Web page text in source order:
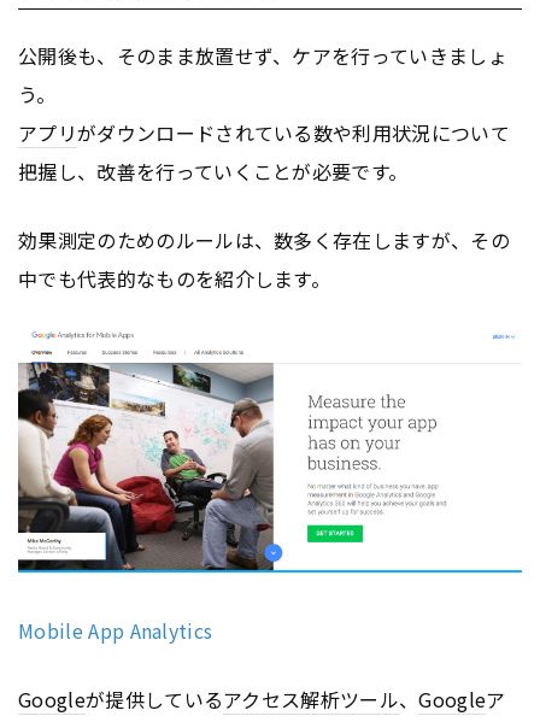
公開後も、そのまま放置せず、ケアを行っていきましょ
う。
アプリがダウンロードされている数や利用状況について
把握し、改善を行っていくことが必要です。
効果測定のためのルールは、数多く存在しますが、その
中でも代表的なものを紹介します。
Mobile App Analytics
Googleが提供しているアクセス解析ツール、Googleア